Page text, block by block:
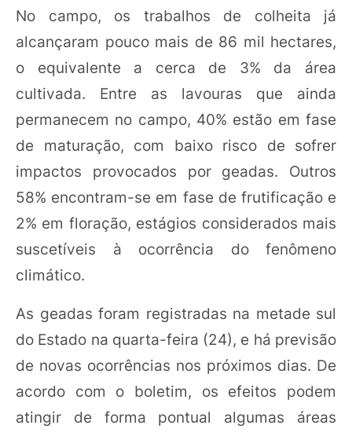
No campo, os trabalhos de colheita já
alcançaram pouco mais de 86 mil hectares,
o equivalente a cerca de 3% da área
cultivada. Entre as lavouras que ainda
permanecem no campo, 40% estão em fase
de maturação, com baixo risco de sofrer
impactos provocados por geadas. Outros
58% encontram-se em fase de frutificação e
2% em floração, estágios considerados mais
suscetíveis à ocorrência do fenômeno
climático.
As geadas foram registradas na metade sul
do Estado na quarta-feira (24), e há previsão
de novas ocorrências nos próximos dias. De
acordo com o boletim, os efeitos podem
atingir de forma pontual algumas áreas